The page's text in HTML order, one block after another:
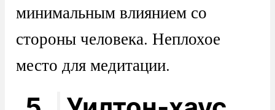
минимальным влиянием со
стороны человека. Неплохое
место для медитации.